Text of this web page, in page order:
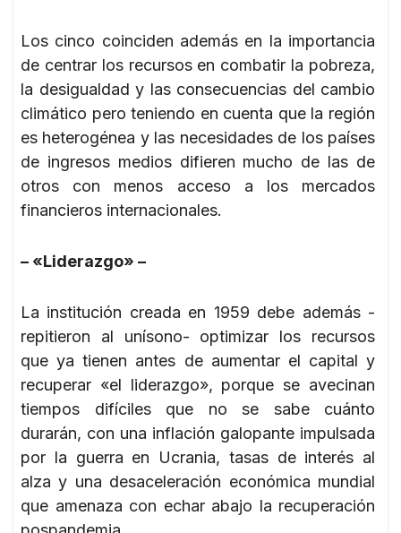
Los cinco coinciden además en la importancia
de centrar los recursos en combatir la pobreza,
la desigualdad y las consecuencias del cambio
climático pero teniendo en cuenta que la región
es heterogénea y las necesidades de los países
de ingresos medios difieren mucho de las de
otros con menos acceso a los mercados
financieros internacionales.
– «Liderazgo» –
La institución creada en 1959 debe además -
repitieron al unísono- optimizar los recursos
que ya tienen antes de aumentar el capital y
recuperar «el liderazgo», porque se avecinan
tiempos difíciles que no se sabe cuánto
durarán, con una inflación galopante impulsada
por la guerra en Ucrania, tasas de interés al
alza y una desaceleración económica mundial
que amenaza con echar abajo la recuperación